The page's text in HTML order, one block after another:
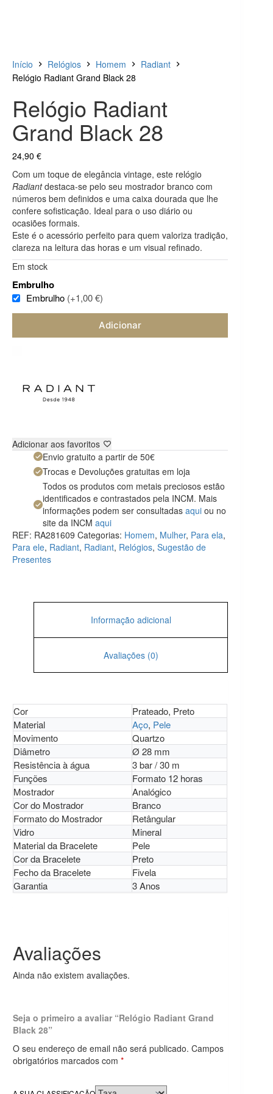
Início Relógios Homem
Radiant
Relógio Radiant Grand Black 28
Relógio Radiant
Grand Black 28
24,90 €
Com um toque de elegância vintage, este relógio
Radiantdestaca-se pelo seu mostrador branco com
números bem definidos e uma caixa dourada que lhe
confere sofisticação. Ideal para o uso diário ou
ocasiões formais.
Este é o acessório perfeito para quem valoriza tradição,
clareza na leitura das horas e um visual refinado.
Em stock
Embrulho
Embrulho (+1,00 €)
Adicionar
Adicionar aos favoritos
Envio gratuito a partir de 50€
Trocas e Devoluções gratuitas em loja
Todos os produtos com metais preciosos estão
identificados e contrastados pela INCM. Mais
informações podem ser consultadas aqui ou no
site da INCM aqui
REF: RA281609 Categorias: Homem, Mulher, Para ela,
Para ele, Radiant, Radiant, Relógios, Sugestão de
Presentes
Informação adicional
Avaliações (0)
Cor
Prateado, Preto
Material
Aço, Pele
Movimento
Quartzo
Diâmetro
Ø 28 mm
Resistência à água
3 bar / 30 m
Funções
Formato 12 horas
Mostrador
Analógico
Cor do Mostrador
Branco
Formato do Mostrador
Retângular
Vidro
Mineral
Material da Bracelete
Pele
Cor da Bracelete
Preto
Fecho da Bracelete
Fivela
Garantia
3 Anos
Avaliações
Ainda não existem avaliações.
Seja o primeiro a avaliar “Relógio Radiant Grand
Black 28”
O seu endereço de email não será publicado. Campos
obrigatórios marcados com *